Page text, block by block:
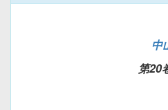
中
第20